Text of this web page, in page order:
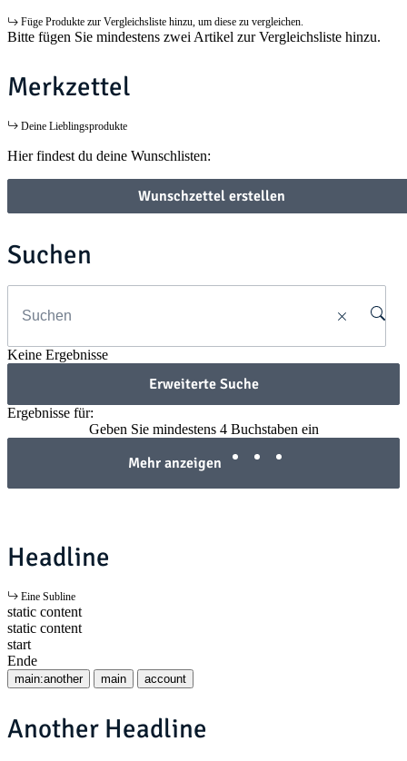
Füge Produkte zur Vergleichsliste hinzu, um diese zu vergleichen.
Bitte fügen Sie mindestens zwei Artikel zur Vergleichsliste hinzu.
Merkzettel
Deine Lieblingsprodukte
Hier findest du deine Wunschlisten:
Wunschzettel erstellen
Suchen
Keine Ergebnisse
Erweiterte Suche
Ergebnisse für:
Geben Sie mindestens 4 Buchstaben ein
Mehr anzeigen
Headline
Eine Subline
static content
static content
start
Ende
main:another main account
Another Headline